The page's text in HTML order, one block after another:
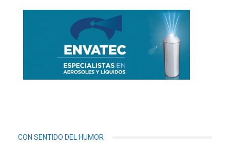
CON SENTIDO DEL HUMOR